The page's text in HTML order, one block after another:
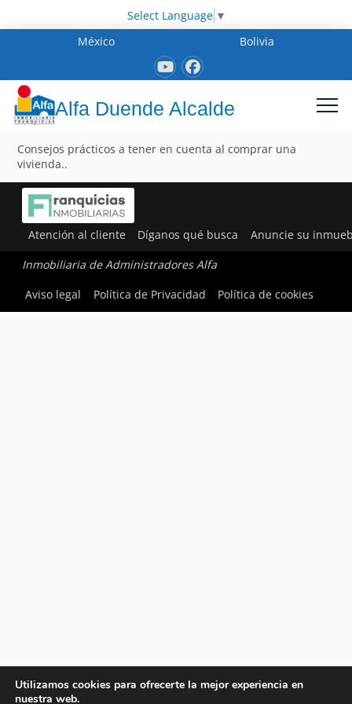
Select Language ▼
México
Bolivia
Alfa Duende Alcalde
Consejos prácticos a tener en cuenta al comprar una
vivienda..
Atención al cliente Díganos qué busca Anuncie su
Inmobiliaria de Administradores Alfa
Aviso legal
Política de Privacidad Política de cookies
Utilizamos cookies para ofrecerte la mejor experiencia en
nuestra web.